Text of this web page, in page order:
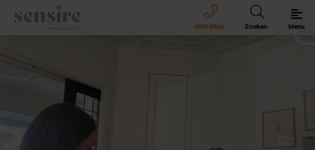
Sensire logo
0900 8856 Zoeken Menu
Revalideren met Sensire
Wonen en zorg met Sensire